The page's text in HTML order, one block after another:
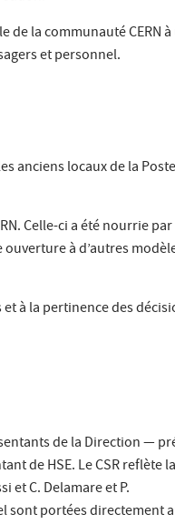
de la communauté CERN
et personnel.
anciens locaux de la
Celle-ci a été nourrie par
à d’autres
à la pertinence des
de la Direction —
de HSE. Le CSR reflète la
et C. Delamare et P.
sont portées directement